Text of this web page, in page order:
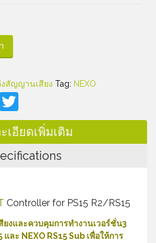
สัญญานเสียง Tag: NEXO
Line
เอียดเพิ่มเติม
Controller for PS15 R2/RS15
และควบคุมการทำงานเวอร์ชั่น3
ละ NEXO RS15 Sub เพื่อให้การ